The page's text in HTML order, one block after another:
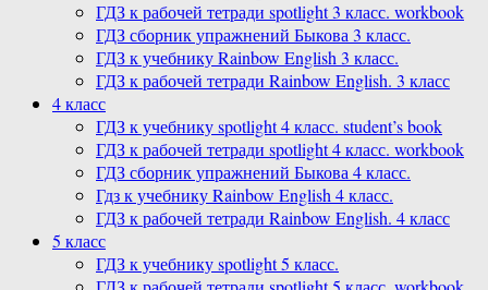
ГДЗ к рабочей тетради spotlight 3 класс. workbook
ГДЗ сборник упражнений Быкова 3 класс.
ГДЗ к учебнику Rainbow English 3 класс.
ГДЗ к рабочей тетради Rainbow English. 3 класс
4 класс
ГДЗ к учебнику spotlight 4 класс. student’s book
ГДЗ к рабочей тетради spotlight 4 класс. workbook
ГДЗ сборник упражнений Быкова 4 класс.
Гдз к учебнику Rainbow English 4 класс.
ГДЗ к рабочей тетради Rainbow English. 4 класс
5 класс
ГДЗ к учебнику spotlight 5 класс.